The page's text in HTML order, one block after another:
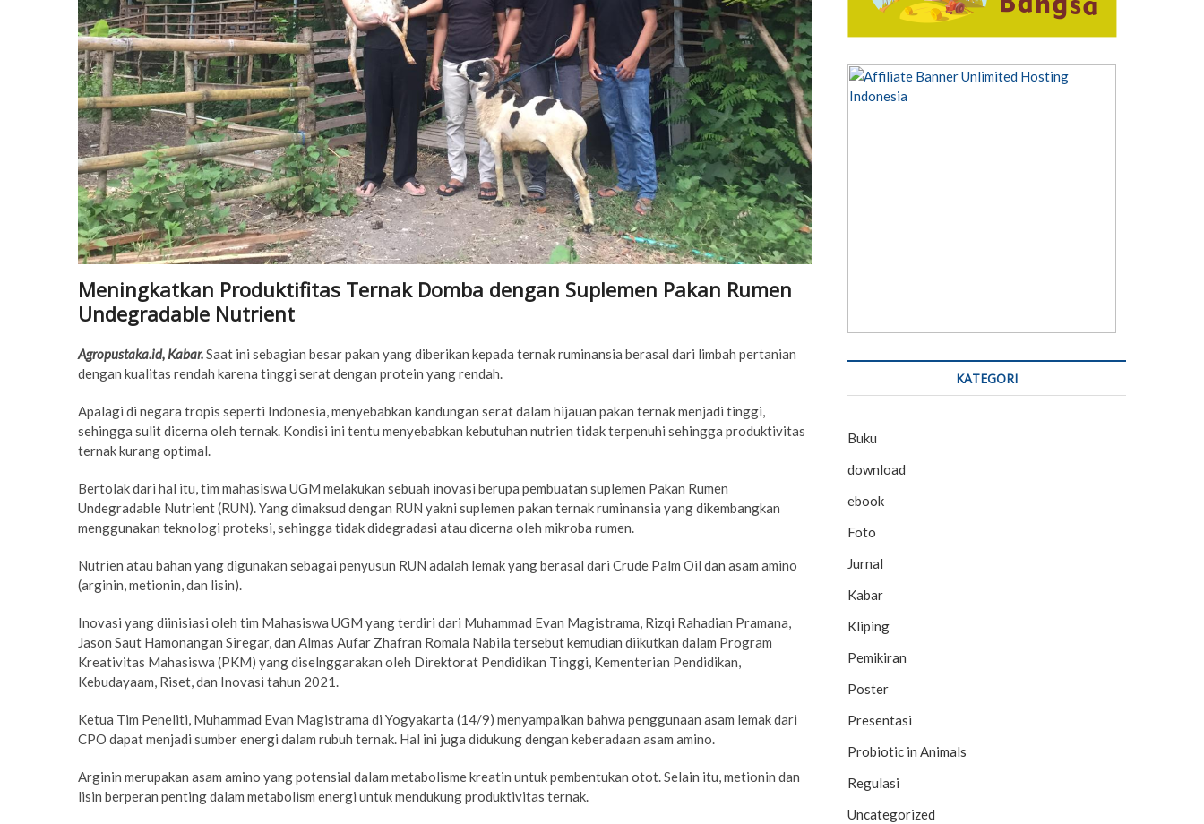
Meningkatkan Produktifitas Ternak Domba dengan Suplemen Pakan Rumen
Undegradable Nutrient
Agropustaka.id, Kabar.Saat ini sebagian besar pakan yang diberikan kepada ternak ruminansia berasal dari limbah pertanian
dengan kualitas rendah karena tinggi serat dengan protein yang rendah.
Apalagi di negara tropis seperti Indonesia, menyebabkan kandungan serat dalam hijauan pakan ternak menjadi tinggi,
sehingga sulit dicerna oleh ternak. Kondisi ini tentu menyebabkan kebutuhan nutrien tidak terpenuhi sehingga produktivitas
ternak kurang optimal.
Bertolak dari hal itu, tim mahasiswa UGM melakukan sebuah inovasi berupa pembuatan suplemen Pakan Rumen
Undegradable Nutrient (RUN). Yang dimaksud dengan RUN yakni suplemen pakan ternak ruminansia yang dikembangkan
menggunakan teknologi proteksi, sehingga tidak didegradasi atau dicerna oleh mikroba rumen.
Nutrien atau bahan yang digunakan sebagai penyusun RUN adalah lemak yang berasal dari Crude Palm Oil dan asam amino
(arginin, metionin, dan lisin).
Inovasi yang diinisiasi oleh tim Mahasiswa UGM yang terdiri dari Muhammad Evan Magistrama, Rizqi Rahadian Pramana,
Jason Saut Hamonangan Siregar, dan Almas Aufar Zhafran Romala Nabila tersebut kemudian diikutkan dalam Program
Kreativitas Mahasiswa (PKM) yang diselnggarakan oleh Direktorat Pendidikan Tinggi, Kementerian Pendidikan,
Kebudayaam, Riset, dan Inovasi tahun 2021.
Ketua Tim Peneliti, Muhammad Evan Magistrama di Yogyakarta (14/9) menyampaikan bahwa penggunaan asam lemak dari
CPO dapat menjadi sumber energi dalam rubuh ternak. Hal ini juga didukung dengan keberadaan asam amino.
Arginin merupakan asam amino yang potensial dalam metabolisme kreatin untuk pembentukan otot. Selain itu, metionin dan
lisin berperan penting dalam metabolism energi untuk mendukung produktivitas ternak.
KATEGORI
Buku
download
ebook
Foto
Jurnal
Kabar
Kliping
Pemikiran
Poster
Presentasi
Probiotic in Animals
Regulasi
Uncategorized